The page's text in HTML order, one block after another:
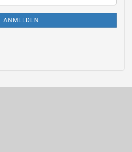
ANMELDEN